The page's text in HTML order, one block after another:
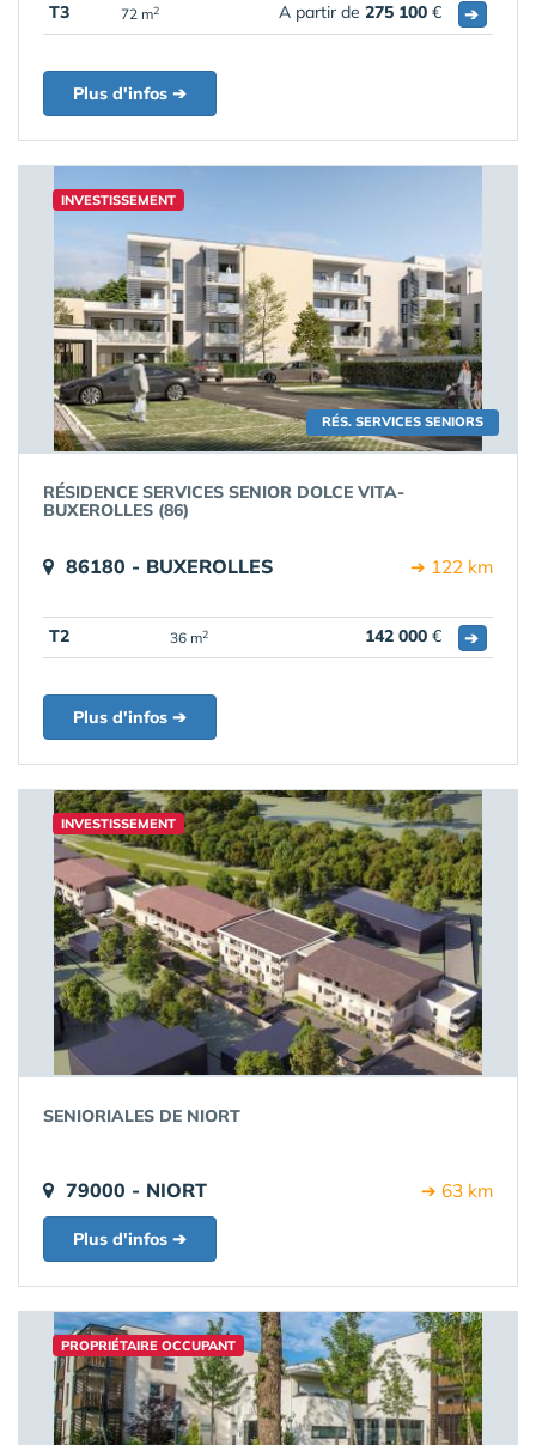
T3 72 m2 A partir de 275 100 € ➔
Plus d'infos ➔
RÉS. SERVICES SENIORS
INVESTISSEMENT
RÉSIDENCE SERVICES SENIOR DOLCE VITA-
BUXEROLLES (86)
86180 - BUXEROLLES ➔ 122 km
T2 36 m2 142 000 € ➔
Plus d'infos ➔
INVESTISSEMENT
SENIORIALES DE NIORT
79000 - NIORT ➔ 63 km
Plus d'infos ➔
PROPRIÉTAIRE OCCUPANT